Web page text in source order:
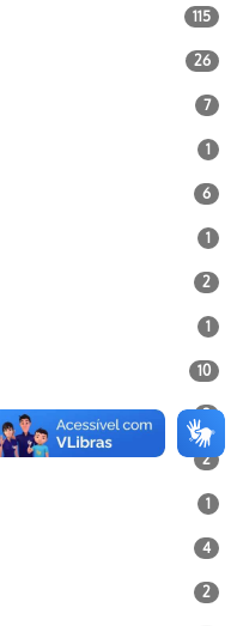
115
26
7
1
6
1
2
1
10
2
2
1
4
2